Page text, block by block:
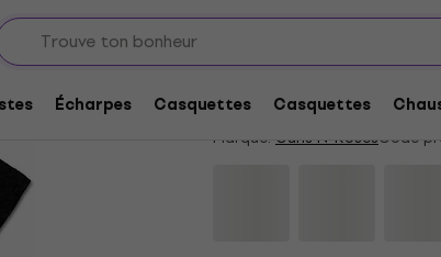
Écharpes Casquettes Casquettes
Guns N' Roses
5/5 2 x noté
Marque: Guns N' RosesCode